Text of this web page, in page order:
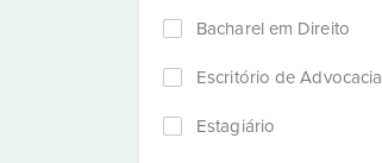
Bacharel em Direito
Escritório de Advocacia
Estagiário